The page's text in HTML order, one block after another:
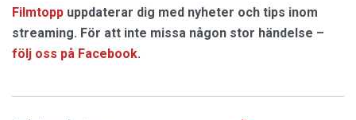
Filmtopp uppdaterar dig med nyheter och tips inom
streaming. För att inte missa någon stor händelse –
följ oss på Facebook.